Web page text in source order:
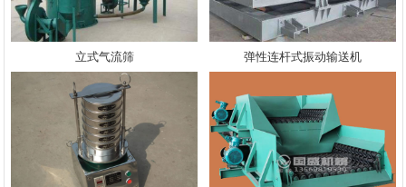
立式气流筛 弹性连杆式振动输送机